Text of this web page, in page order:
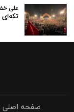
علی
تکه‌ای
صفحه اصلی